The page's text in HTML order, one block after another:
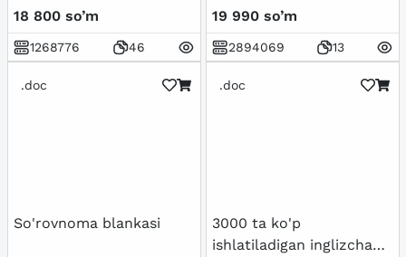
/ 5-sinf
18 800 so’m
1268776 46
(Tushish ehtimoli Bor)
19 990 so’m
2894069 13
.doc
So'rovnoma blankasi
.doc
3000 ta ko'p
ishlatiladigan inglizcha